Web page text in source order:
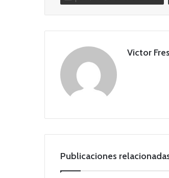
Victor
Publicaciones